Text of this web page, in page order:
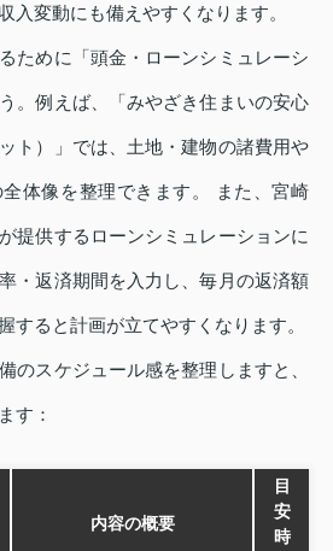
入変動にも備えやすくなります。
ために「頭金・ローンシミュレーシ
。例えば、「みやざき住まいの安心
ト）」では、土地・建物の諸費用や
体像を整理できます。 また、宮崎
提供するローンシミュレーションに
・返済期間を入力し、毎月の返済額
すると計画が立てやすくなります。
のスケジュール感を整理しますと、
す：
内容の概要
目
安
時